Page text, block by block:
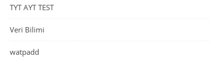
TYT AYT TEST
Veri Bilimi
watpadd